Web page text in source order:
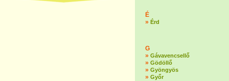
É
» Érd
G
» Gávavencsellő
» Gödöllő
» Gyöngyös
» Győr